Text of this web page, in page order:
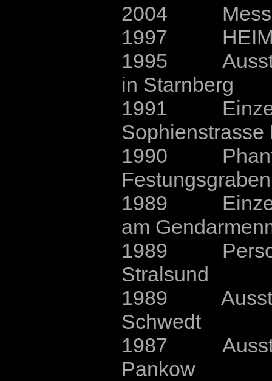
2004 Messe
1997
1995
in Starnberg
1991
Sophienstrasse
1990
1989
am
1989
Stralsund
1989
Schwedt
1987
Pankow